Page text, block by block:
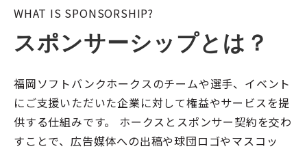
WHAT IS SPONSORSHIP?
スポンサーシップとは？
福岡ソフトバンクホークスのチームや選手、イベント
にご支援いただいた企業に対して権益やサービスを提
供する仕組みです。 ホークスとスポンサー契約を交わ
すことで、広告媒体への出稿や球団ロゴやマスコッ